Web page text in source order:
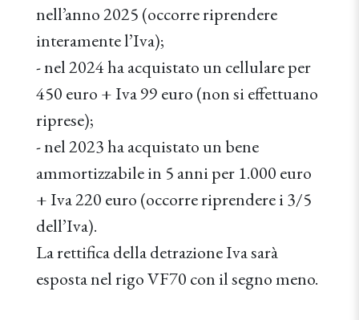
nell’anno 2025 (occorre riprendere
interamente l’Iva);
- nel 2024 ha acquistato un cellulare per
450 euro + Iva 99 euro (non si effettuano
riprese);
- nel 2023 ha acquistato un bene
ammortizzabile in 5 anni per 1.000 euro
+ Iva 220 euro (occorre riprendere i 3/5
dell’Iva).
La rettifica della detrazione Iva sarà
esposta nel rigo VF70 con il segno meno.